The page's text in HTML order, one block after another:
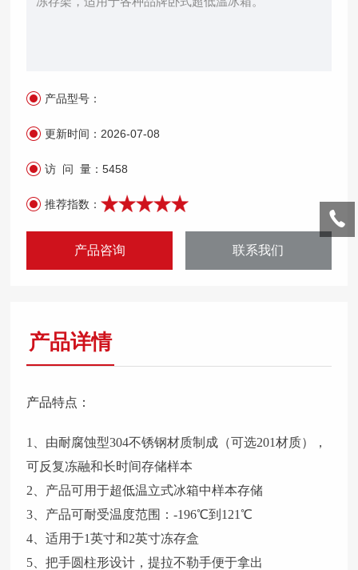
产品型号：
更新时间： 2026-07-08
访 问 量：5458
推荐指数：
产品咨询 联系我们
产品详情
产品特点：
1、由耐腐蚀型304不锈钢材质制成（可选201材质），
可反复冻融和长时间存储样本
2、产品可用于超低温立式冰箱中样本存储
3、产品可耐受温度范围：-196℃到121℃
4、适用于1英寸和2英寸冻存盒
5、把手圆柱形设计，提拉不勒手便于拿出